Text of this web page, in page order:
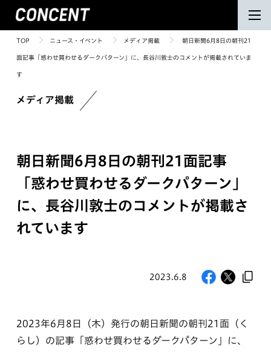
TOP ニュース・イベント メディア掲載 朝日新聞6月8日の朝刊21
面記事「惑わせ買わせるダークパターン」に、長谷川敦士のコメントが掲載されていま
す
メディア掲載
朝日新聞6月8日の朝刊21面記事
「惑わせ買わせるダークパターン」
に、長谷川敦士のコメントが掲載さ
れています
2023.6.8
2023年6月8日（木）発行の朝日新聞の朝刊21面（く
らし）の記事「惑わせ買わせるダークパターン」に、